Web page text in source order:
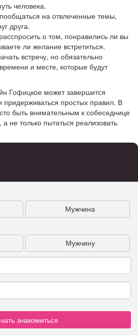
человека.
на отвлеченные темы,
друга.
о том, понравились ли вы
ли желание встретиться.
встречу, но обязательно
и месте, которые будут
Гофицкое может завершится
простых правил. В
быть внимательным к собеседнице
не только пытаться реализовать
Мужчина
Мужчину
знакомиться